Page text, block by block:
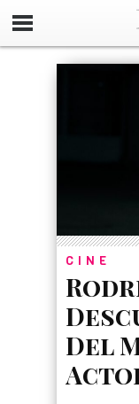
google-site-
CINE
Del